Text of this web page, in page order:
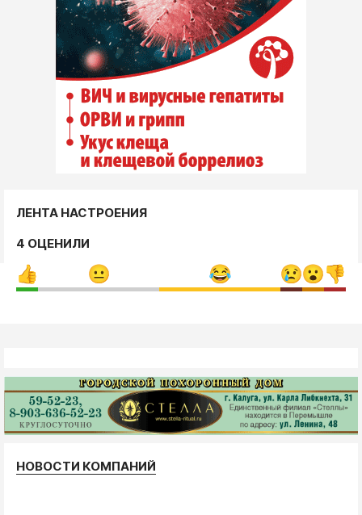
ЛЕНТА НАСТРОЕНИЯ
4 ОЦЕНИЛИ
НОВОСТИ КОМПАНИЙ